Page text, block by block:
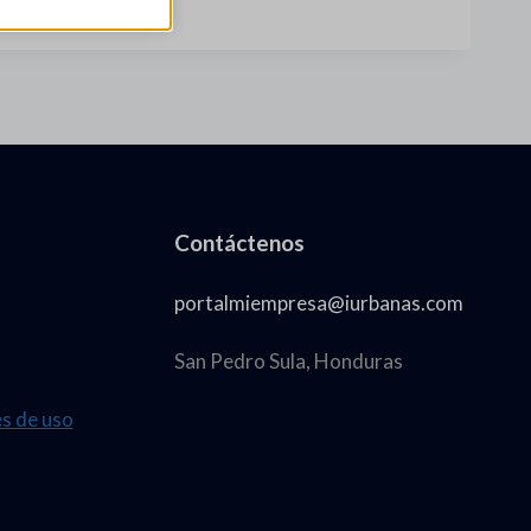
de uso
Contáctenos
portalmiempresa@iurbanas.com
San Pedro Sula, Honduras